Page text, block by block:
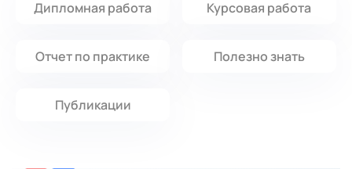
Дипломная работа Курсовая работа
Отчет по практике Полезно знать
Публикации